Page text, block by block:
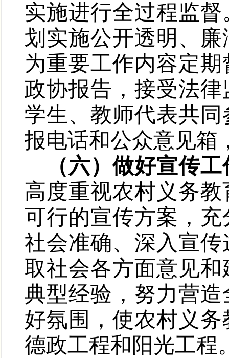
实施进行全过程监
划实施公开透明、
为重要工作内容定
政协报告，接受法
学生、教师代表共
报电话和公众意见箱
（六）做好宣传
高度重视农村义务
可行的宣传方案，
社会准确、深入宣
取社会各方面意见
典型经验，努力营
好氛围，使农村义
德政工程和阳光工程